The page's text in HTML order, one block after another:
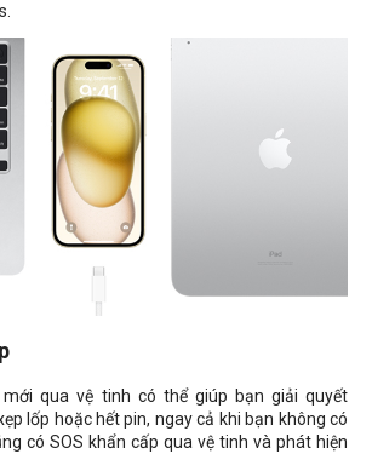
qua vệ tinh có thể giúp bạn giải quyết
lốp hoặc hết pin, ngay cả khi bạn không có
có SOS khẩn cấp qua vệ tinh và phát hiện